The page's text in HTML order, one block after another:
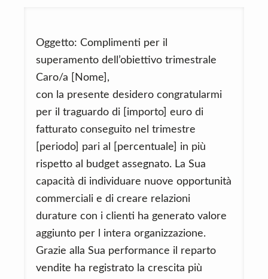
Oggetto: Complimenti per il
superamento dell’obiettivo trimestrale
Caro/a [Nome],
con la presente desidero congratularmi
per il traguardo di [importo] euro di
fatturato conseguito nel trimestre
[periodo] pari al [percentuale] in più
rispetto al budget assegnato. La Sua
capacità di individuare nuove opportunità
commerciali e di creare relazioni
durature con i clienti ha generato valore
aggiunto per l intera organizzazione.
Grazie alla Sua performance il reparto
vendite ha registrato la crescita più